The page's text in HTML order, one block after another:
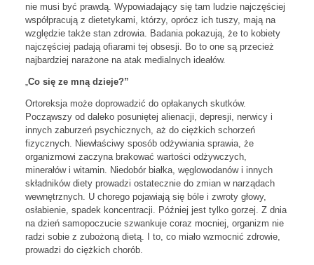
nie musi być prawdą. Wypowiadający się tam ludzie najczęściej
współpracują z dietetykami, którzy, oprócz ich tuszy, mają na
względzie także stan zdrowia. Badania pokazują, że to kobiety
najczęściej padają ofiarami tej obsesji. Bo to one są przecież
najbardziej narażone na atak medialnych ideałów.
Co się ze mną dzieje?”
Ortoreksja może doprowadzić do opłakanych skutków.
Począwszy od daleko posuniętej alienacji, depresji, nerwicy i
innych zaburzeń psychicznych, aż do ciężkich schorzeń
fizycznych. Niewłaściwy sposób odżywiania sprawia, że
organizmowi zaczyna brakować wartości odżywczych,
minerałów i witamin. Niedobór białka, węglowodanów i innych
składników diety prowadzi ostatecznie do zmian w narządach
wewnętrznych. U chorego pojawiają się bóle i zwroty głowy,
osłabienie, spadek koncentracji. Później jest tylko gorzej. Z dnia
na dzień samopoczucie szwankuje coraz mocniej, organizm nie
radzi sobie z zubożoną dietą. I to, co miało wzmocnić zdrowie,
prowadzi do ciężkich chorób.